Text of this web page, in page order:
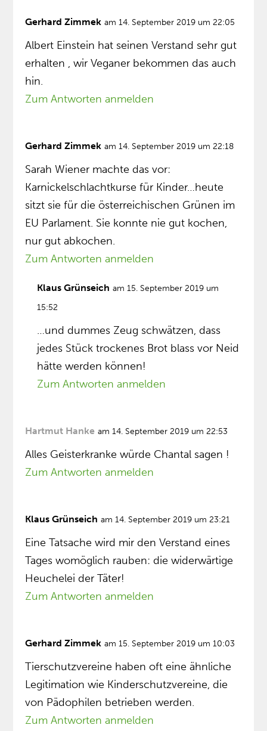
Gerhard Zimmek am 14. September 2019 um 22:05
Albert Einstein hat seinen Verstand sehr gut
erhalten , wir Veganer bekommen das auch
hin.
Zum Antworten anmelden
Gerhard Zimmek am 14. September 2019 um 22:18
Sarah Wiener machte das vor:
Karnickelschlachtkurse für Kinder…heute
sitzt sie für die österreichischen Grünen im
EU Parlament. Sie konnte nie gut kochen,
nur gut abkochen.
Zum Antworten anmelden
Klaus Grünseich am 15. September 2019 um
15:52
…und dummes Zeug schwätzen, dass
jedes Stück trockenes Brot blass vor Neid
hätte werden können!
Zum Antworten anmelden
Hartmut Hanke am 14. September 2019 um 22:53
Alles Geisterkranke würde Chantal sagen !
Zum Antworten anmelden
Klaus Grünseich am 14. September 2019 um 23:21
Eine Tatsache wird mir den Verstand eines
Tages womöglich rauben: die widerwärtige
Heuchelei der Täter!
Zum Antworten anmelden
Gerhard Zimmek am 15. September 2019 um 10:03
Tierschutzvereine haben oft eine ähnliche
Legitimation wie Kinderschutzvereine, die
von Pädophilen betrieben werden.
Zum Antworten anmelden